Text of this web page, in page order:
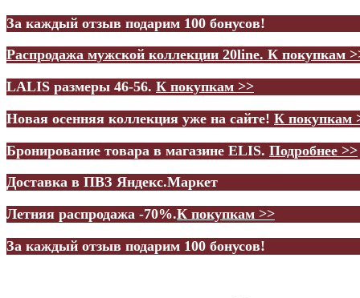
За каждый отзыв подарим 100 бонусов!
Распродажа мужской коллекции 20line. К покупкам
LALIS размеры 46-56. К покупкам >>
Новая осенняя коллекция уже на сайте! К покупкам
Бронирование товара в магазине ELIS. Подробнее >>
Доставка в ПВЗ Яндекс.Маркет
Летняя распродажа -70%.К покупкам >>
За каждый отзыв подарим 100 бонусов!